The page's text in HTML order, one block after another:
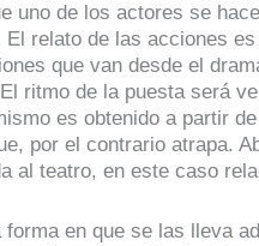
uno de los actores se
relato de las acciones
que van desde el
ritmo de la puesta será
es obtenido a partir
por el contrario atrapa.
al teatro, en este caso
en que se las lleva